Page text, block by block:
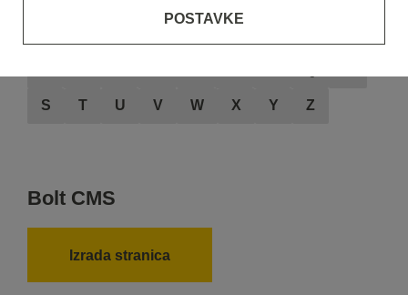
S T U V W X Y Z
Bolt CMS
Izrada stranica
POSTAVKE